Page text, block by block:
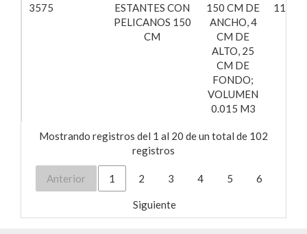
3575
ESTANTES CON
PELICANOS 150
CM
150 CM DE
ANCHO, 4
CM DE
ALTO, 25
CM DE
FONDO;
VOLUMEN
0.015 M3
Mostrando registros del 1 al 20 de un total de 102
registros
Anterior 1 2 3 4 5 6
Siguiente